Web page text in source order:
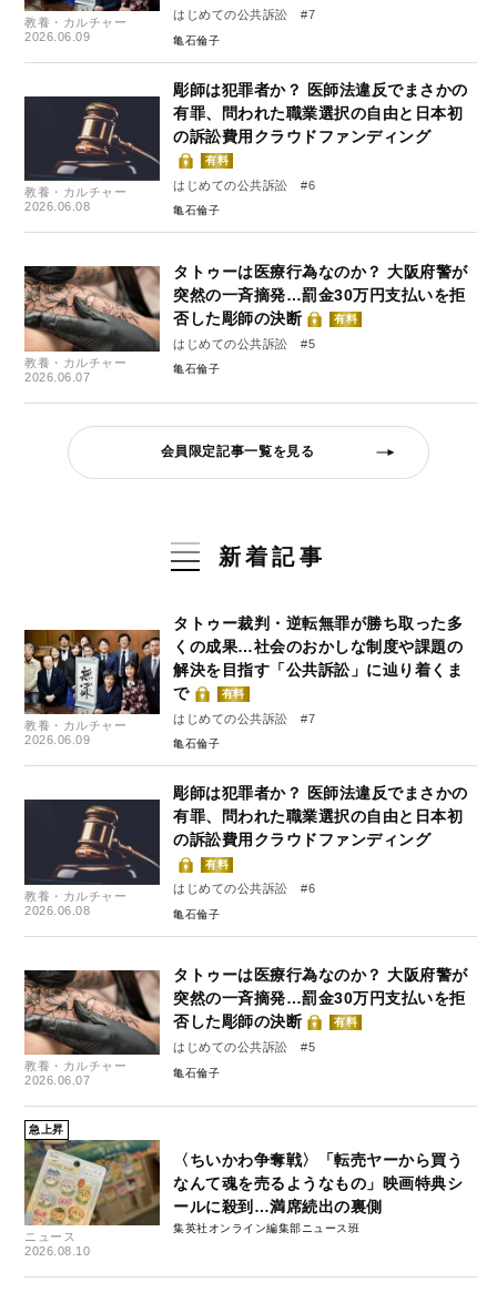
教養・カルチャー
2026.06.09
はじめての公共訴訟 #7
亀石倫子
教養・カルチャー
2026.06.08
彫師は犯罪者か？ 医師法違反でまさかの
有罪、問われた職業選択の自由と日本初
の訴訟費用クラウドファンディング
有料
はじめての公共訴訟 #6
亀石倫子
教養・カルチャー
2026.06.07
タトゥーは医療行為なのか？ 大阪府警が
突然の一斉摘発…罰金30万円支払いを拒
否した彫師の決断
有料
はじめての公共訴訟 #5
亀石倫子
会員限定記事一覧を見る
新着記事
教養・カルチャー
2026.06.09
タトゥー裁判・逆転無罪が勝ち取った多
くの成果…社会のおかしな制度や課題の
解決を目指す「公共訴訟」に辿り着くま
で
有料
はじめての公共訴訟 #7
亀石倫子
教養・カルチャー
2026.06.08
彫師は犯罪者か？ 医師法違反でまさかの
有罪、問われた職業選択の自由と日本初
の訴訟費用クラウドファンディング
有料
はじめての公共訴訟 #6
亀石倫子
教養・カルチャー
2026.06.07
タトゥーは医療行為なのか？ 大阪府警が
突然の一斉摘発…罰金30万円支払いを拒
否した彫師の決断
有料
はじめての公共訴訟 #5
亀石倫子
急上昇
ニュース
2026.08.10
〈ちいかわ争奪戦〉「転売ヤーから買う
なんて魂を売るようなもの」映画特典シ
ールに殺到…満席続出の裏側
集英社オンライン編集部ニュース班